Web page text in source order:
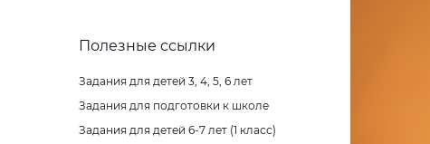
Полезные ссылки
Задания для детей 3, 4, 5, 6 лет
Задания для подготовки к школе
Задания для детей 6-7 лет (1 класс)